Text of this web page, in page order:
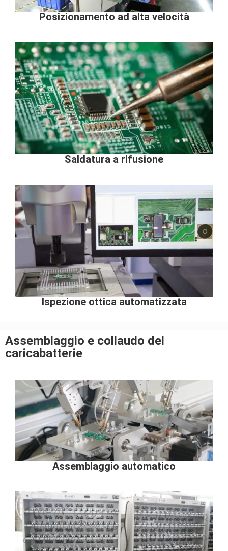
Posizionamento ad alta velocità
Saldatura a rifusione
Ispezione ottica automatizzata
Assemblaggio e collaudo del
caricabatterie
Assemblaggio automatico